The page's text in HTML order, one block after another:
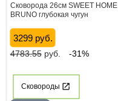
Сковорода 26см SWEET HOME
BRUNO глубокая чугун
3299 руб.
4783.55руб. -31%
Сковороды